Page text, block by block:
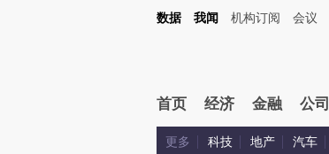
数据 我闻 机构订阅 会议
首页 经济 金融 公司
更多 科技 地产 汽车